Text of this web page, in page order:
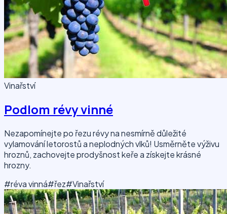
Vinařství
Podlom révy vinné
Nezapomínejte po řezu révy na nesmírně důležité
vylamování letorostů a neplodných vlků! Usměrněte výživu
hroznů, zachovejte prodyšnost keře a získejte krásné
hrozny.
#réva vinná#řez#Vinařství